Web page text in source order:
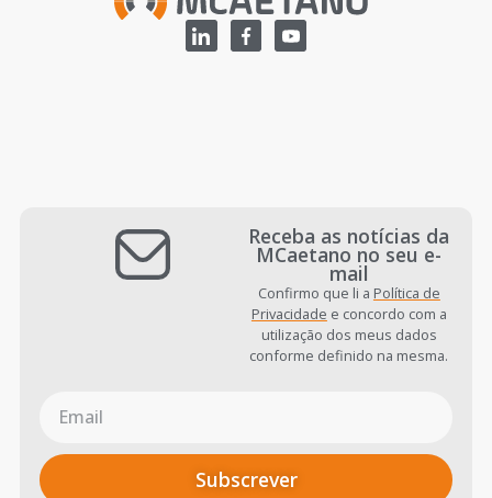
Receba as notícias da
MCaetano no seu e-
mail
Confirmo que li a Política de
Privacidade e concordo com a
utilização dos meus dados
conforme definido na mesma.
Subscrever